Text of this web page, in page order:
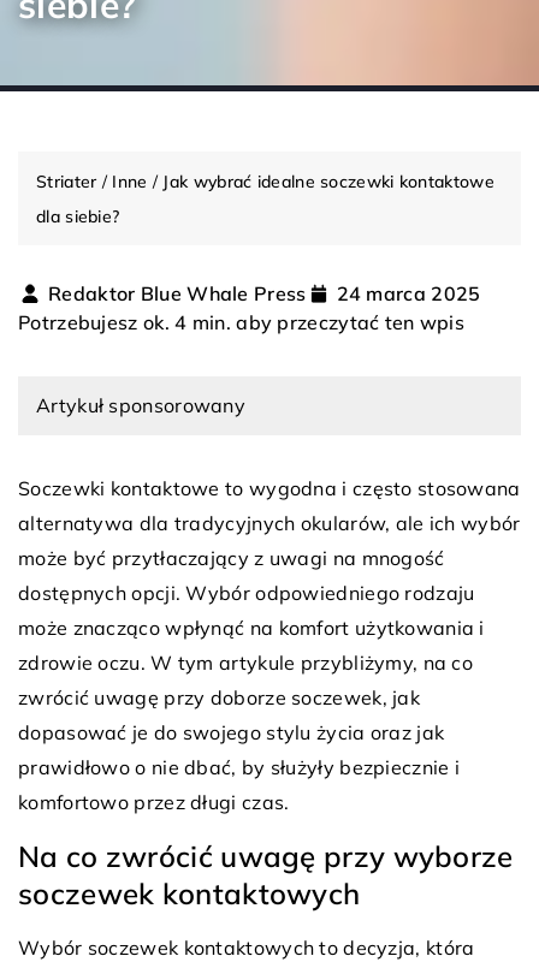
Striater/ Inne / Jak wybrać idealne soczewki kontaktowe
dla siebie?
Redaktor Blue Whale Press
24 marca 2025
Potrzebujesz ok. 4 min. aby przeczytać ten wpis
Artykuł sponsorowany
Soczewki kontaktowe to wygodna i często stosowana
alternatywa dla tradycyjnych okularów, ale ich wybór
może być przytłaczający z uwagi na mnogość
dostępnych opcji. Wybór odpowiedniego rodzaju
może znacząco wpłynąć na komfort użytkowania i
zdrowie oczu. W tym artykule przybliżymy, na co
zwrócić uwagę przy doborze soczewek, jak
dopasować je do swojego stylu życia oraz jak
prawidłowo o nie dbać, by służyły bezpiecznie i
komfortowo przez długi czas.
Na co zwrócić uwagę przy wyborze
soczewek kontaktowych
Wybór soczewek kontaktowych to decyzja, która